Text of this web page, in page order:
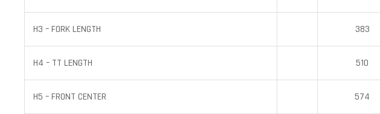
H3 – FORK LENGTH 383
H4 – TT LENGTH 510
H5 – FRONT CENTER 574